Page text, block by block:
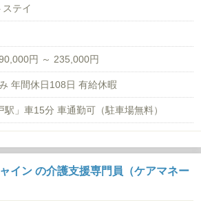
ステイ
円 ～ 235,000円
年間休日108日 有給休暇
駅」車15分 車通勤可（駐車場無料）
イン の介護支援専門員（ケアマネー